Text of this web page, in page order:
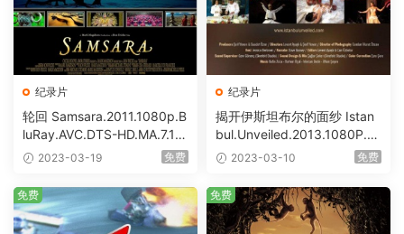
纪录片
轮回 Samsara.2011.1080p.B
luRay.AVC.DTS-HD.MA.7.1
[BDISO 37.52GB]
2023-03-19 免费
纪录片
揭开伊斯坦布尔的面纱 Istan
bul.Unveiled.2013.1080P.Bl
uRay.AVC.DTS-HD.MA.5.1
2023-03-10 免费
免费 免费